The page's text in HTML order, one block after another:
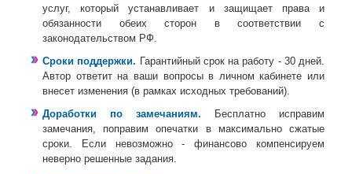
услуг, который устанавливает и защищает права и
обязанности обеих сторон в соответствии с
законодательством РФ.
Сроки поддержки. Гарантийный срок на работу - 30 дней.
Автор ответит на ваши вопросы в личном кабинете или
внесет изменения (в рамках исходных требований).
Доработки по замечаниям. Бесплатно исправим
замечания, поправим опечатки в максимально сжатые
сроки. Если невозможно - финансово компенсируем
неверно решенные задания.